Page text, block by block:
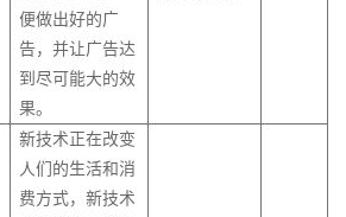
便做出好的广
告，并让广告达
到尽可能大的效
果。
新技术正在改变
人们的生活和消
费方式，新技术